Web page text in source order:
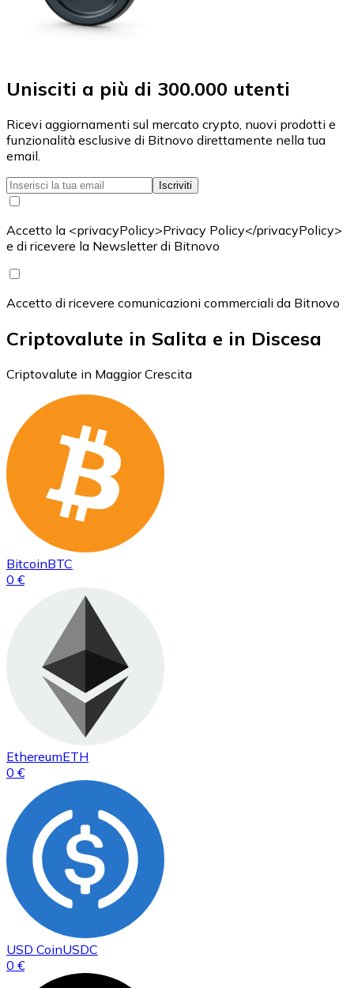
Unisciti a più di 300.000 utenti
Ricevi aggiornamenti sul mercato crypto, nuovi prodotti e
funzionalità esclusive di Bitnovo direttamente nella tua
email.
Iscriviti
Accetto la <privacyPolicy>Privacy Policy</privacyPolicy>
e di ricevere la Newsletter di Bitnovo
Accetto di ricevere comunicazioni commerciali da Bitnovo
Criptovalute in Salita e in Discesa
Criptovalute in Maggior Crescita
BitcoinBTC
0 €
EthereumETH
0 €
USD CoinUSDC
0 €